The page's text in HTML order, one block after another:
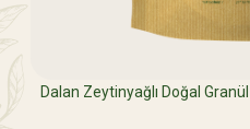
Dalan Zeytinyağlı Doğal